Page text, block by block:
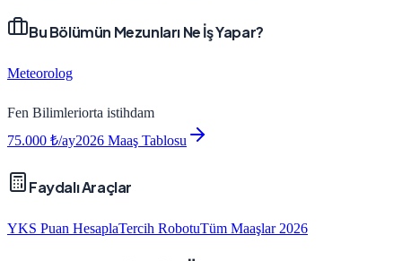
Bu Bölümün Mezunları Ne İş Yapar?
Meteorolog
Fen Bilimleriorta istihdam
75.000 ₺/ay2026 Maaş Tablosu
Faydalı Araçlar
YKS Puan HesaplaTercih RobotuTüm Maaşlar 2026